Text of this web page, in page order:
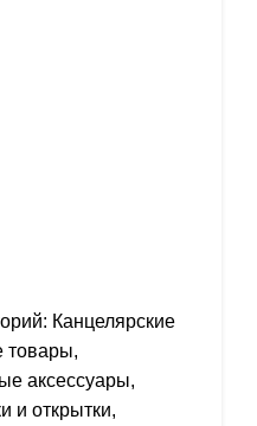
Канцелярские
товары,
аксессуары,
и открытки,